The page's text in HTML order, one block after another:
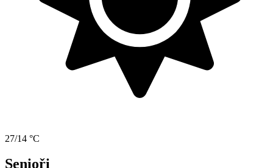
27/14 °C
Senioři